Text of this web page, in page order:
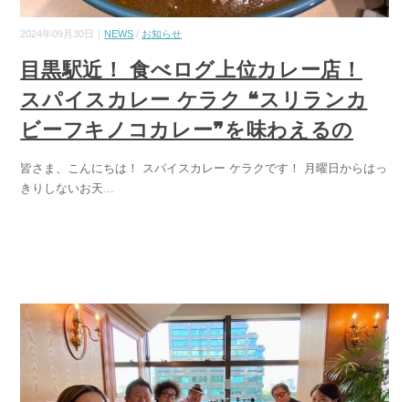
2024年09月30日｜ NEWS / お知らせ
目黒駅近！ 食べログ上位カレー店！
スパイスカレー ケラク ❝スリランカ
ビーフキノコカレー❞を味わえるの
皆さま、こんにちは！ スパイスカレー ケラクです！ 月曜日からはっ
きりしないお天